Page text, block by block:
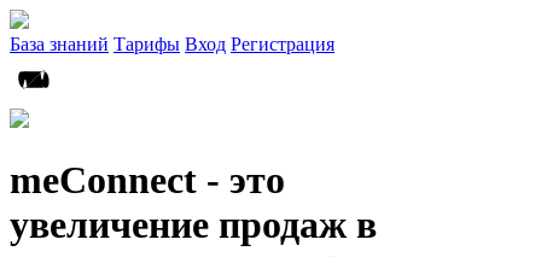
База знаний Тарифы Вход Регистрация
meConnect - это
увеличение продаж в